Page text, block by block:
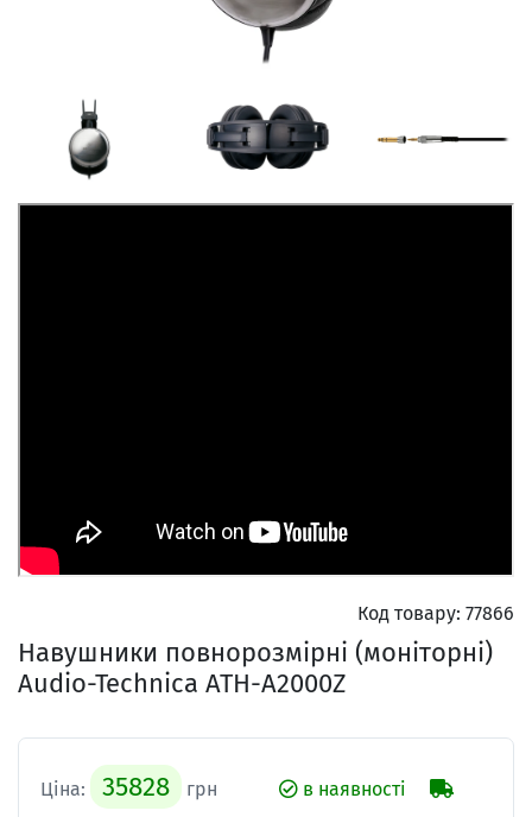
Код товару: 77866
Навушники повнорозмірні (моніторні)
Audio-Technica ATH-A2000Z
Ціна: 35828 грн
в наявності